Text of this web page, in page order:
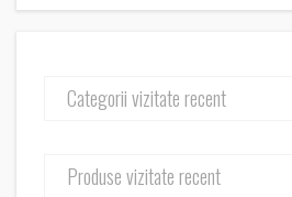
Categorii vizitate recent
Produse vizitate recent